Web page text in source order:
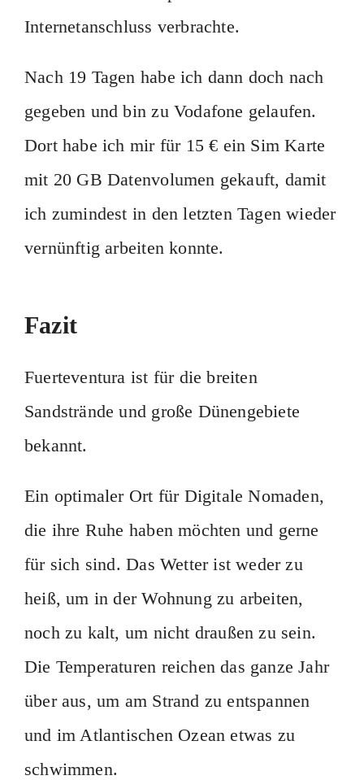
Internetanschluss verbrachte.
Nach 19 Tagen habe ich dann doch nach
gegeben und bin zu Vodafone gelaufen.
Dort habe ich mir für 15 € ein Sim Karte
mit 20 GB Datenvolumen gekauft, damit
ich zumindest in den letzten Tagen wieder
vernünftig arbeiten konnte.
Fazit
Fuerteventura ist für die breiten
Sandstrände und große Dünengebiete
bekannt.
Ein optimaler Ort für Digitale Nomaden,
die ihre Ruhe haben möchten und gerne
für sich sind. Das Wetter ist weder zu
heiß, um in der Wohnung zu arbeiten,
noch zu kalt, um nicht draußen zu sein.
Die Temperaturen reichen das ganze Jahr
über aus, um am Strand zu entspannen
und im Atlantischen Ozean etwas zu
schwimmen.